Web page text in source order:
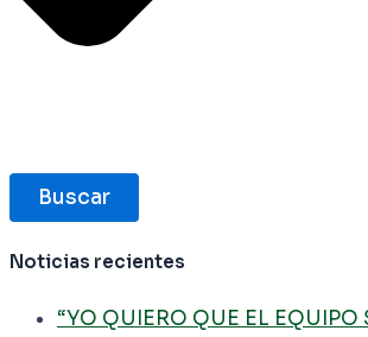
Buscar
Noticias recientes
“YO QUIERO QUE EL